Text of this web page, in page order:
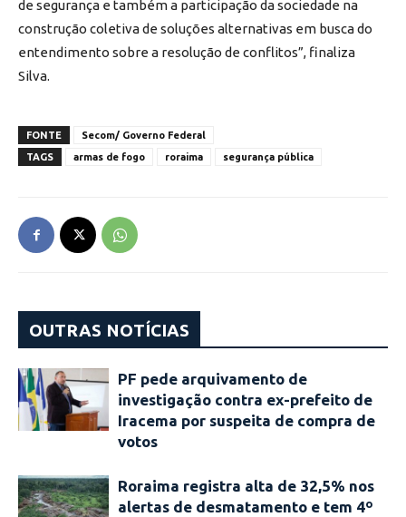
de segurança e também a participação da sociedade na
construção coletiva de soluções alternativas em busca do
entendimento sobre a resolução de conflitos”, finaliza
Silva.
FONTE
Secom/ Governo Federal
TAGS
armas de fogo roraima segurança pública
OUTRAS NOTÍCIAS
PF pede arquivamento de
investigação contra ex-prefeito de
Iracema por suspeita de compra de
votos
Roraima registra alta de 32,5% nos
alertas de desmatamento e tem 4º